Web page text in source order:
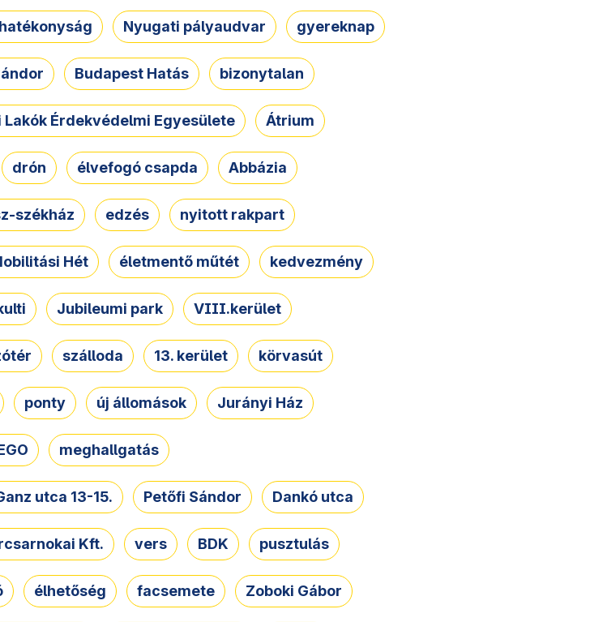
Nyugati pályaudvar gyereknap
Budapest Hatás bizonytalan
Érdekvédelmi Egyesülete Átrium
drón élvefogó csapda Abbázia
székház edzés nyitott rakpart
Hét életmentő műtét kedvezmény
Jubileumi park VIII.kerület
szálloda 13. kerület körvasút
ponty új állomások Jurányi Ház
meghallgatás
utca 13-15. Petőfi Sándor Dankó utca
Kft. vers BDK pusztulás
élhetőség facsemete Zoboki Gábor